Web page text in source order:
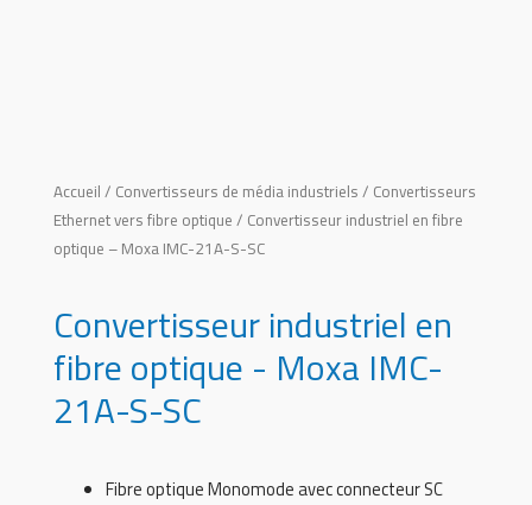
Accueil / Convertisseurs de média industriels / Convertisseurs
Ethernet vers fibre optique / Convertisseur industriel en fibre
optique – Moxa IMC-21A-S-SC
Convertisseur industriel en
fibre optique - Moxa IMC-
21A-S-SC
Fibre optique Monomode avec connecteur SC